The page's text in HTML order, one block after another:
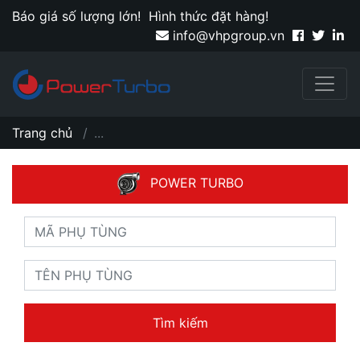
Báo giá số lượng lớn! Hình thức đặt hàng!
info@vhpgroup.vn
Trang chủ ...
POWER TURBO
Tìm kiếm